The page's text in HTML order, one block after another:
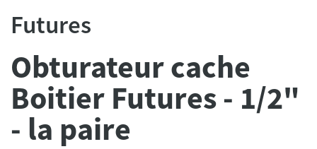
Futures
Obturateur cache
Boitier Futures - 1/2"
- la paire